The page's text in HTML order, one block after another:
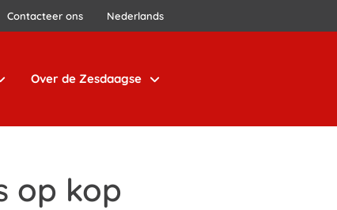
Contacteer ons Nederlands
Over de Zesdaagse
op kop